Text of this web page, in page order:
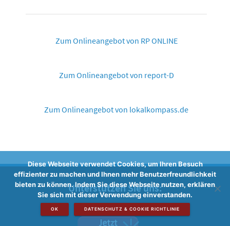
Zum Onlineangebot von RP ONLINE
Zum Onlineangebot von report-D
Zum Onlineangebot von lokalkompass.de
Unterstützen Sie uns:
Diese Webseite verwendet Cookies, um Ihren Besuch
effizienter zu machen und Ihnen mehr Benutzerfreundlichkeit
bieten zu können. Indem Sie diese Webseite nutzen, erklären
Sie sich mit dieser Verwendung einverstanden.
OK DATENSCHUTZ & COOKIE RICHTLINIE